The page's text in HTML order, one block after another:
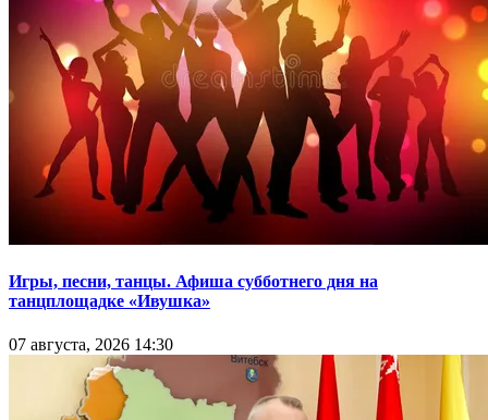
Игры, песни, танцы. Афиша субботнего дня на
танцплощадке «Ивушка»
07 августа, 2026 14:30